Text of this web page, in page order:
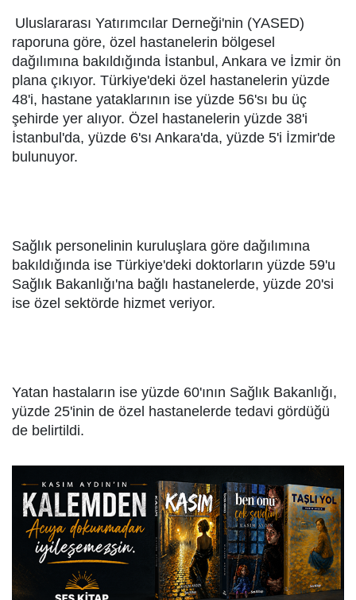
Uluslararası Yatırımcılar Derneği'nin (YASED)
raporuna göre, özel hastanelerin bölgesel
dağılımına bakıldığında İstanbul, Ankara ve İzmir ön
plana çıkıyor. Türkiye'deki özel hastanelerin yüzde
48'i, hastane yataklarının ise yüzde 56'sı bu üç
şehirde yer alıyor. Özel hastanelerin yüzde 38'i
İstanbul'da, yüzde 6'sı Ankara'da, yüzde 5'i İzmir'de
bulunuyor.
Sağlık personelinin kuruluşlara göre dağılımına
bakıldığında ise Türkiye'deki doktorların yüzde 59'u
Sağlık Bakanlığı'na bağlı hastanelerde, yüzde 20'si
ise özel sektörde hizmet veriyor.
Yatan hastaların ise yüzde 60'ının Sağlık Bakanlığı,
yüzde 25'inin de özel hastanelerde tedavi gördüğü
de belirtildi.